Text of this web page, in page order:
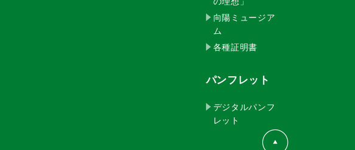
向陽ミュージア
ム
各種証明書
パンフレット
デジタルパンフ
レット